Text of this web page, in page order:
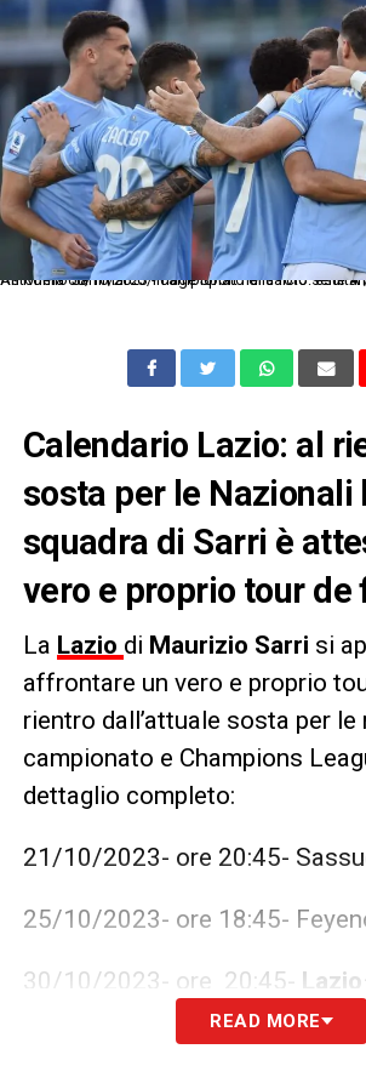
As Roma 08/10/2023 - campionato di calcio serie A / Lazio-Atalanta / foto Antonello Sammarco/Image Sport
Calendario Lazio: al
sosta per le Nazionali
squadra di Sarri è
vero e proprio tour de
La Lazio di Maurizio Sarri si
affrontare un vero e proprio
rientro dall’attuale sosta per
campionato e Champions
dettaglio completo:
21/10/2023- ore 20:45-
25/10/2023- ore 18:45-
30/10/2023- ore 20:45- Lazio
03/11/2023- ore 20:45-
READ MORE